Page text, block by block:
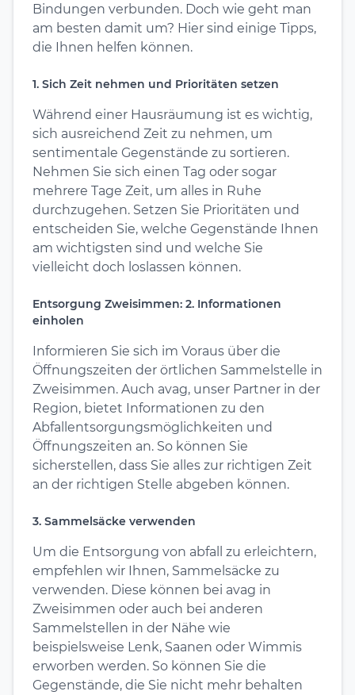
Bindungen verbunden. Doch wie geht man
am besten damit um? Hier sind einige Tipps,
die Ihnen helfen können.
1. Sich Zeit nehmen und Prioritäten setzen
Während einer Hausräumung ist es wichtig,
sich ausreichend Zeit zu nehmen, um
sentimentale Gegenstände zu sortieren.
Nehmen Sie sich einen Tag oder sogar
mehrere Tage Zeit, um alles in Ruhe
durchzugehen. Setzen Sie Prioritäten und
entscheiden Sie, welche Gegenstände Ihnen
am wichtigsten sind und welche Sie
vielleicht doch loslassen können.
Entsorgung Zweisimmen: 2. Informationen
einholen
Informieren Sie sich im Voraus über die
Öffnungszeiten der örtlichen Sammelstelle in
Zweisimmen. Auch avag, unser Partner in der
Region, bietet Informationen zu den
Abfallentsorgungsmöglichkeiten und
Öffnungszeiten an. So können Sie
sicherstellen, dass Sie alles zur richtigen Zeit
an der richtigen Stelle abgeben können.
3. Sammelsäcke verwenden
Um die Entsorgung von abfall zu erleichtern,
empfehlen wir Ihnen, Sammelsäcke zu
verwenden. Diese können bei avag in
Zweisimmen oder auch bei anderen
Sammelstellen in der Nähe wie
beispielsweise Lenk, Saanen oder Wimmis
erworben werden. So können Sie die
Gegenstände, die Sie nicht mehr behalten